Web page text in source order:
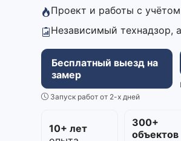
Проект и работы с
Независимый технадзор,
Бесплатный выезд на
замер
Запуск работ от 2-х дней
10+ лет
300+
объектов